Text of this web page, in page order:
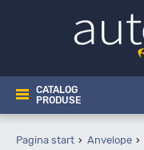
CATALOG
PRODUSE
Pagina start Anvelope